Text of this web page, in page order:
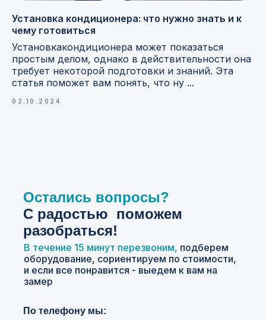
Установка кондиционера: что нужно знать и к
чему готовиться
Установкакондиционера может показаться
простым делом, однако в действительности она
требует некоторой подготовки и знаний. Эта
статья поможет вам понять, что ну ...
02.10.2024
Остались вопросы?
С радостью поможем
разобраться!
По телефону мы:
В течение 15 минут перезвоним, подберем
оборудование, сориентируем по стоимости,
и если все понравится - выедем к вам на
замер